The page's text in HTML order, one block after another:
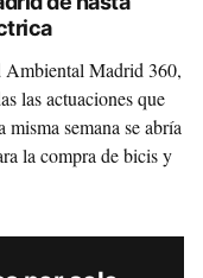
Ambiental Madrid 360,
las actuaciones que
semana se abría
la compra de bicis y